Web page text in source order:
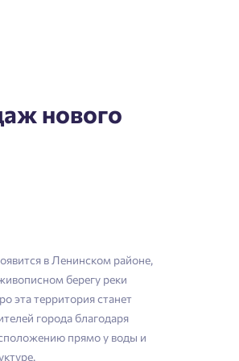
нового
в Ленинском районе,
берегу реки
эта территория станет
города благодаря
прямо у воды и